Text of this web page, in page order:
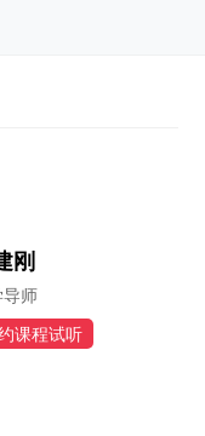
刚
师
课程试听